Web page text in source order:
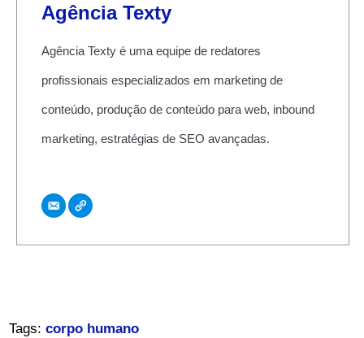
Agência Texty
Agência Texty é uma equipe de redatores
profissionais especializados em marketing de
conteúdo, produção de conteúdo para web, inbound
marketing, estratégias de SEO avançadas.
Tags: corpo humano